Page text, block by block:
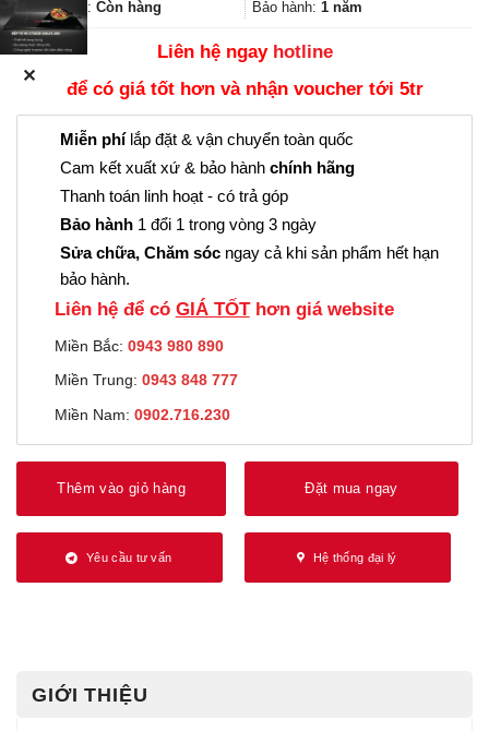
Trạng thái: Còn hàng Bảo hành: 1 năm
Liên hệ ngay hotline
để có giá tốt hơn và nhận voucher tới 5tr
Miễn phílắp đặt & vận chuyển toàn quốc
Cam kết xuất xứ & bảo hành chính hãng
Thanh toán linh hoạt - có trả góp
Bảo hành 1 đổi 1 trong vòng 3 ngày
Sửa chữa, Chăm sóc ngay cả khi sản phẩm hết hạn
bảo hành.
Liên hệ để có GIÁ TỐThơn giá website
Miền Bắc: 0943 980 890
Miền Trung: 0943 848 777
Miền Nam: 0902.716.230
Thêm vào giỏ hàng Đặt mua ngay
Yêu cầu tư vấn Hệ thống đại lý
GIỚI THIỆU
✕